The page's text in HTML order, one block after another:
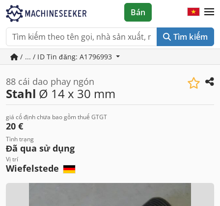
Tìm kiếm
Bán
/ ... / ID Tin đăng: A1796993
88 cái dao phay ngón
Stahl Ø 14 x 30 mm
giá cố định chưa bao gồm thuế GTGT
20 €
Tình trạng
Đã qua sử dụng
Vị trí
Wiefelstede